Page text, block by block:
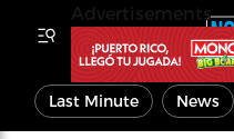
Last Minute News
Advertisements